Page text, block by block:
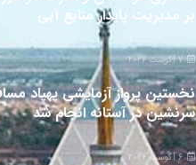
بر مدیریت پایدار منابع آبی
7 آگوست 2026
نخستین پرواز آزمایشی پهپاد
سرنشین در آستانه انجام شد
6 آگوست 2026